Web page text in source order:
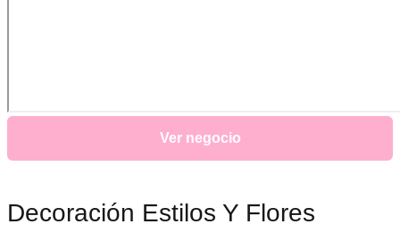
Ver negocio
Decoración Estilos Y Flores